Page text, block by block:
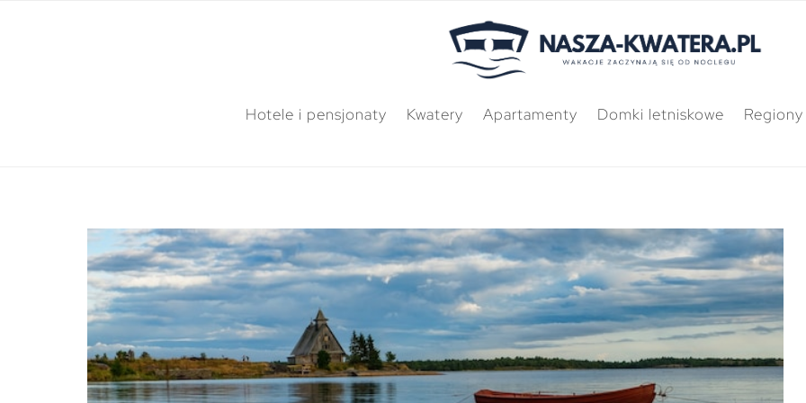
Hotele i pensjonaty Kwatery Apartamenty Domki letniskowe